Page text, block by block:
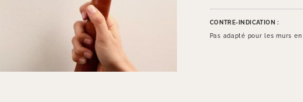
CONTRE-INDICATION :
Pas adapté pour les murs